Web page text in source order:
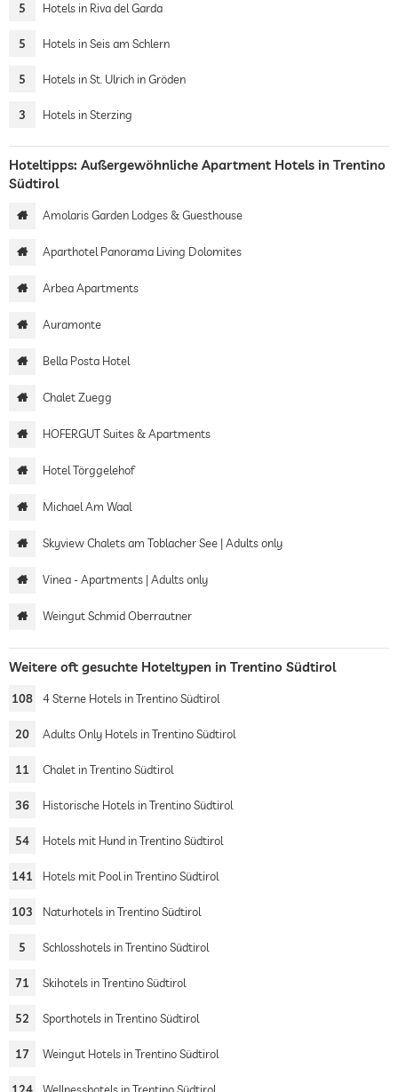
5 Hotels in Riva del Garda
5 Hotels in Seis am Schlern
5 Hotels in St. Ulrich in Gröden
3 Hotels in Sterzing
Hoteltipps: Außergewöhnliche Apartment Hotels in Trentino
Südtirol
Amolaris Garden Lodges & Guesthouse
Aparthotel Panorama Living Dolomites
Arbea Apartments
Auramonte
Bella Posta Hotel
Chalet Zuegg
HOFERGUT Suites & Apartments
Hotel Törggelehof
Michael Am Waal
Skyview Chalets am Toblacher See | Adults only
Vinea - Apartments | Adults only
Weingut Schmid Oberrautner
Weitere oft gesuchte Hoteltypen in Trentino Südtirol
108 4 Sterne Hotels in Trentino Südtirol
20 Adults Only Hotels in Trentino Südtirol
11 Chalet in Trentino Südtirol
36 Historische Hotels in Trentino Südtirol
54 Hotels mit Hund in Trentino Südtirol
141 Hotels mit Pool in Trentino Südtirol
103 Naturhotels in Trentino Südtirol
5 Schlosshotels in Trentino Südtirol
71 Skihotels in Trentino Südtirol
52 Sporthotels in Trentino Südtirol
17 Weingut Hotels in Trentino Südtirol